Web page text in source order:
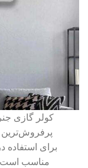
مناسب است.